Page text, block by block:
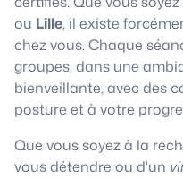
ou Lille, il existe
chez vous. Chaque
groupes, dans une
bienveillante, avec des
posture et à votre
Que vous soyez à la
vous détendre ou d'un